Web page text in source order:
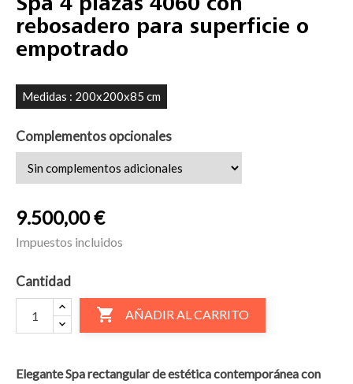
rebosadero para superficie o
empotrado
Medidas : 200x200x85 cm
Complementos opcionales
9.500,00 €
Impuestos incluidos
Cantidad
 AÑADIR AL CARRITO
Elegante Spa rectangular de estética contemporáneacon